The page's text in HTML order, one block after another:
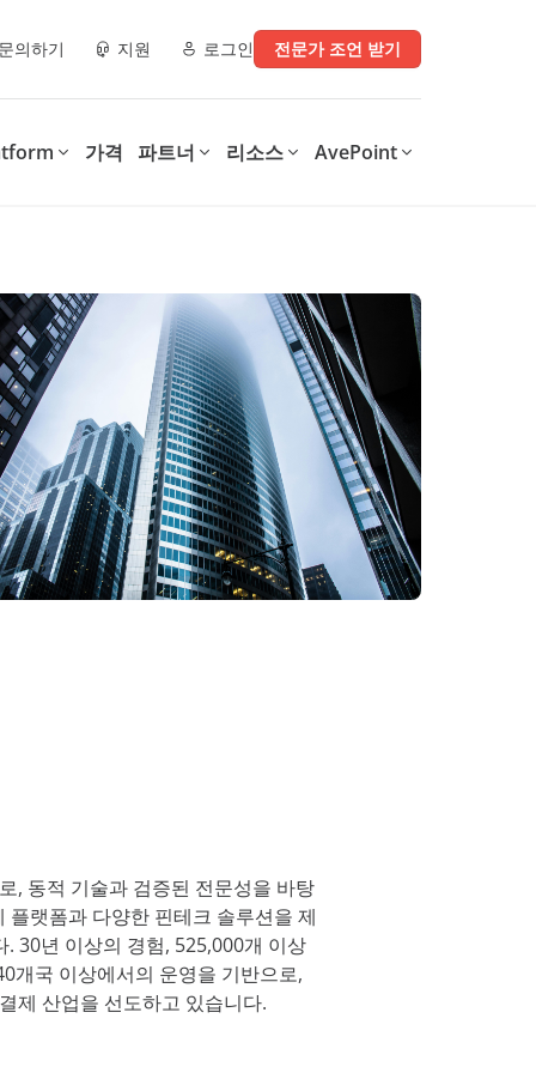
문의하기 지원 로그인 전문가 조언 받기
AvePoint는 SaaS 운영 최적화,
안전한 협업 지원, 다양한 기술
및 산업 전반의 디지털 전환 가
속화를 위한 맞춤형 솔루션을 제
공합니다.
보안 인사이
및
지원
AvePoint의 Confidence
Platform은 조직이 디지털 업무
환경을 지원하는 솔루션을 최적
화하고 보호하여 비용을 절감하
는 동시에, 생산성을 향상시키고
데이터 기반 인사이트를 제공합
니다.
Confidence
Platform 탐색
가격 파트너
구매처
파트너 데모 라이브러리
학습 & 인증
리소스
지 정보 관리
체크리스트
MSP를 위한 4가지 Microsoft
365 백업 체크리스트
확인
AvePoint
, 동적 기술과 검증된 전문성을 바탕
랫폼과 다양한 핀테크 솔루션을 제
30년 이상의 경험, 525,000개 이상
개국 이상에서의 운영을 기반으로,
제 산업을 선도하고 있습니다.